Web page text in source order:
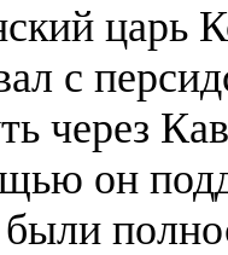
царь
с
через
он